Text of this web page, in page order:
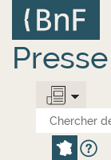
contenu
principal
Panneau de gestion